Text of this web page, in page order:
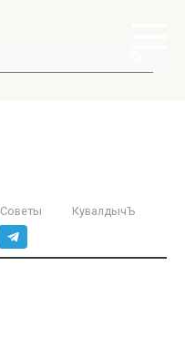
Советы КувалдычЪ